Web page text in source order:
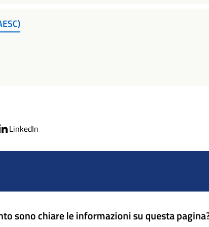
LinkedIn
sono chiare le informazioni su questa